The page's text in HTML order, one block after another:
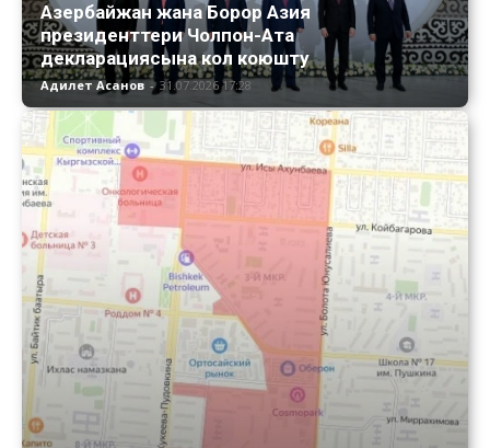
Азербайжан жана Борор Азия
президенттери Чолпон-Ата
декларациясына кол коюшту
Адилет Асанов - 31.07.2026 17:28